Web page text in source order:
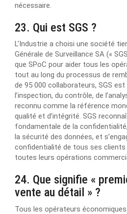
nécessaire.
23. Qui est SGS ?
L’Industrie a choisi une société
Générale de Surveillance SA («
que SPoC pour aider tous les
tout au long du processus de
de 95 000 collaborateurs, SGS
l’inspection, du contrôle, de
reconnu comme la référence
qualité et d’intégrité. SGS
fondamentale de la
la sécurité des données, et
confidentialité de tous ses
toutes leurs opérations
24. Que signifie «
vente au détail » ?
Tous les opérateurs